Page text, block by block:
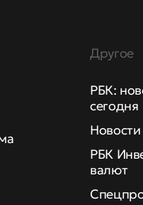
Другое
РБК:
сегодня
РБК
валют